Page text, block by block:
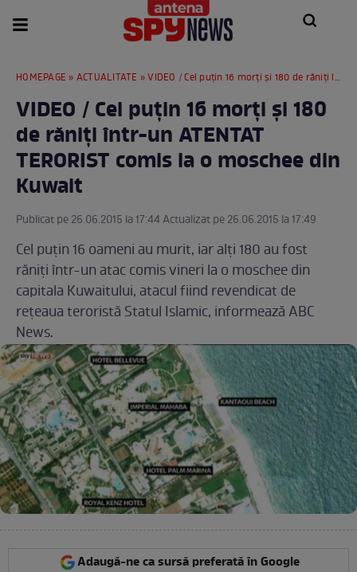
HOMEPAGE » ACTUALITATE » VIDEO / Cel puţin 16 morți și 180 de răniți într-un ATENTAT TERORIST comis la o moschee din Kuwait
VIDEO / Cel puţin 16 morți și 180
de răniți într-un ATENTAT
TERORIST comis la o moschee din
Kuwait
Publicat pe 26.06.2015 la 17:44 Actualizat pe 26.06.2015 la 17:49
Cel puţin 16 oameni au murit, iar alţi 180 au fost
răniţi într-un atac comis vineri la o moschee din
capitala Kuwaitului, atacul fiind revendicat de
reţeaua teroristă Statul Islamic, informează ABC
News.
Adaugă-ne ca sursă preferată în Google